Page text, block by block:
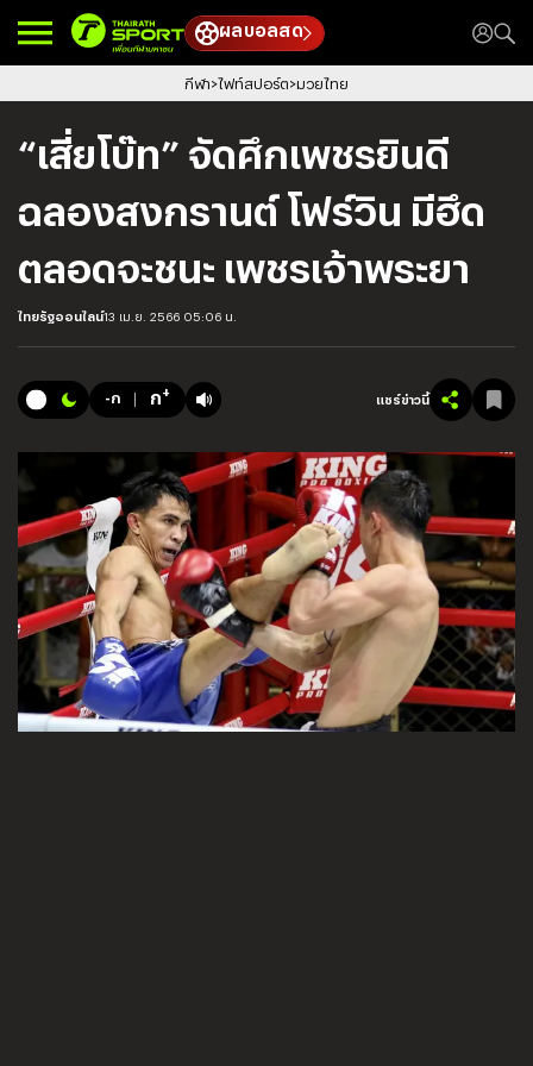
ผลบอลสด
กีฬา ไฟท์สปอร์ต มวยไทย
“เสี่ยโบ๊ท” จัดศึกเพชรยินดี
ฉลองสงกรานต์ โฟร์วิน มีฮึด
ตลอดจะชนะ เพชรเจ้าพระยา
ไทยรัฐออนไลน์13 เม.ย. 2566 05:06 น.
-ก ก+ แชร์ข่าวนี้